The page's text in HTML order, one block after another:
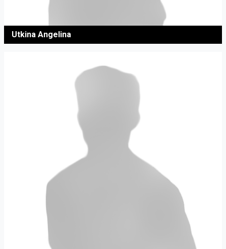
Utkina Angelina